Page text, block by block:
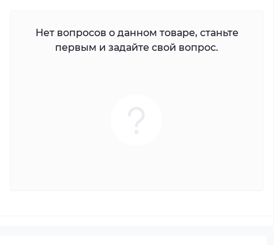
Нет вопросов о данном товаре, станьте
первым и задайте свой вопрос.